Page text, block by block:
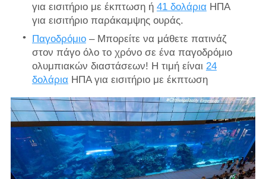
για εισιτήριο με έκπτωση ή 41 δολάριαΗΠΑ
για εισιτήριο παράκαμψης ουράς.
Παγοδρόμιο– Μπορείτε να μάθετε πατινάζ
στον πάγο όλο το χρόνο σε ένα παγοδρόμιο
ολυμπιακών διαστάσεων! Η τιμή είναι 24
δολάριαΗΠΑ για εισιτήριο με έκπτωση